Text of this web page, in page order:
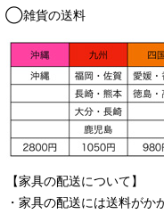
◯雑貨の送料
【家具の配送について】
・家具の配送には送料がか